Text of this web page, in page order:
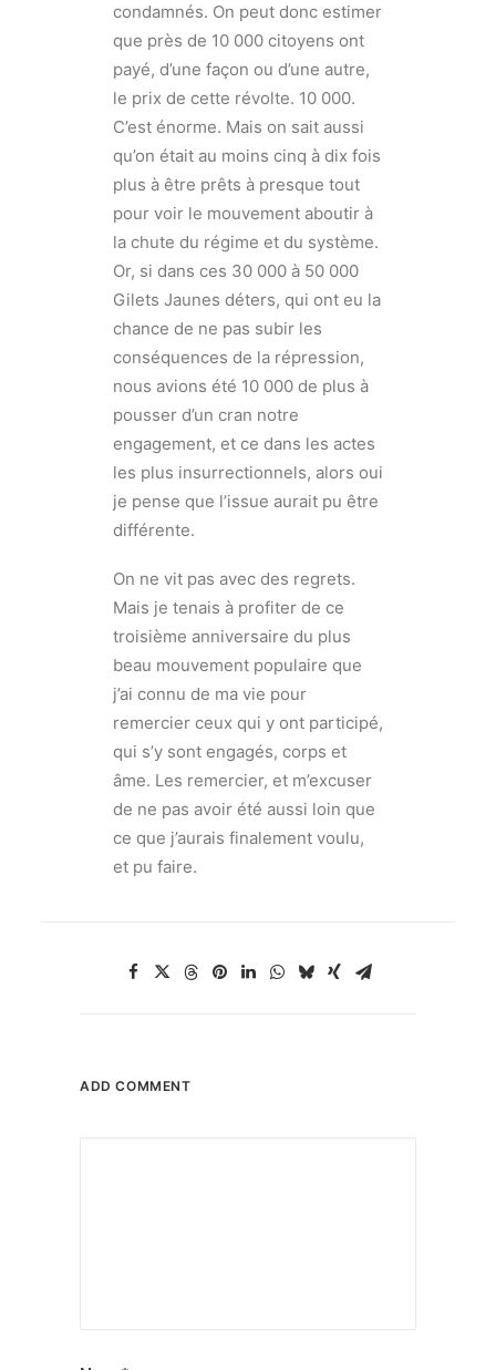
condamnés. On peut donc estimer
que près de 10 000 citoyens ont
payé, d’une façon ou d’une autre,
le prix de cette révolte. 10 000.
C’est énorme. Mais on sait aussi
qu’on était au moins cinq à dix fois
plus à être prêts à presque tout
pour voir le mouvement aboutir à
la chute du régime et du système.
Or, si dans ces 30 000 à 50 000
Gilets Jaunes déters, qui ont eu la
chance de ne pas subir les
conséquences de la répression,
nous avions été 10 000 de plus à
pousser d’un cran notre
engagement, et ce dans les actes
les plus insurrectionnels, alors oui
je pense que l’issue aurait pu être
différente.
On ne vit pas avec des regrets.
Mais je tenais à profiter de ce
troisième anniversaire du plus
beau mouvement populaire que
j’ai connu de ma vie pour
remercier ceux qui y ont participé,
qui s’y sont engagés, corps et
âme. Les remercier, et m’excuser
de ne pas avoir été aussi loin que
ce que j’aurais finalement voulu,
et pu faire.
ADD COMMENT